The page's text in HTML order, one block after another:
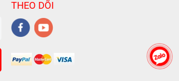
THEO DÕI